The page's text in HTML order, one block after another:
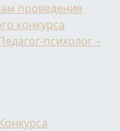
проведения
конкурса
психолог –